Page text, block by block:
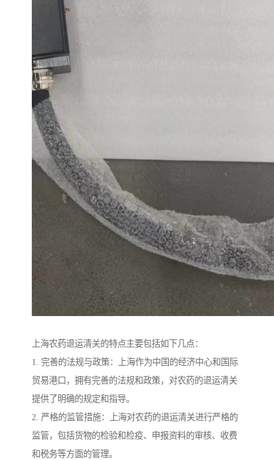
上海农药退运清关的特点主要包括如下几点：
1. 完善的法规与政策：上海作为中国的经济中心和国际
贸易港口，拥有完善的法规和政策，对农药的退运清关
提供了明确的规定和指导。
2. 严格的监管措施：上海对农药的退运清关进行严格的
监管，包括货物的检验和检疫、申报资料的审核、收费
和税务等方面的管理。